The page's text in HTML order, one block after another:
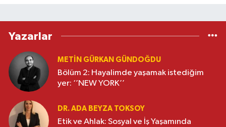
Yazarlar
METIN GÜRKAN GÜNDOĞDU
Bölüm 2: Hayalimde yaşamak istediğim
yer: ‘’NEW YORK’’
DR. ADA BEYZA TOKSOY
Etik ve Ahlak: Sosyal ve İş Yaşamında